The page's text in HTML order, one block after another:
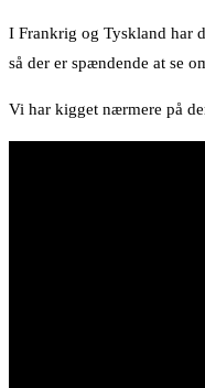
I Frankrig og Tyskland har
så der er spændende at se
Vi har kigget nærmere på